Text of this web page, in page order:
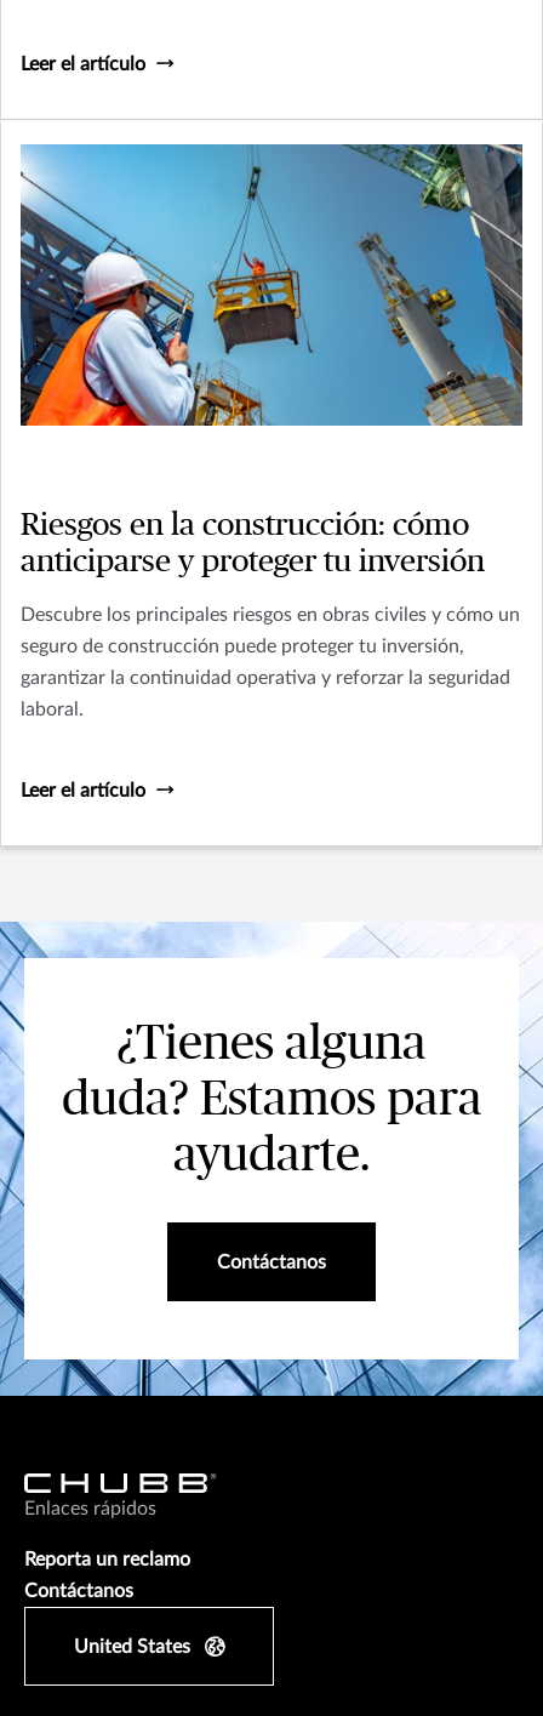
Leer el artículo
Riesgos en la construcción: cómo
anticiparse y proteger tu inversión
Descubre los principales riesgos en obras civiles y cómo un
seguro de construcción puede proteger tu inversión,
garantizar la continuidad operativa y reforzar la seguridad
laboral.
Leer el artículo
¿Tienes alguna
duda? Estamos para
ayudarte.
Contáctanos
Enlaces rápidos
Reporta un reclamo
Contáctanos
United States